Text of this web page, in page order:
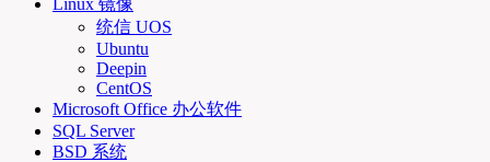
统信 UOS
Ubuntu
Deepin
CentOS
Microsoft Office 办公软件
SQL Server
BSD 系统